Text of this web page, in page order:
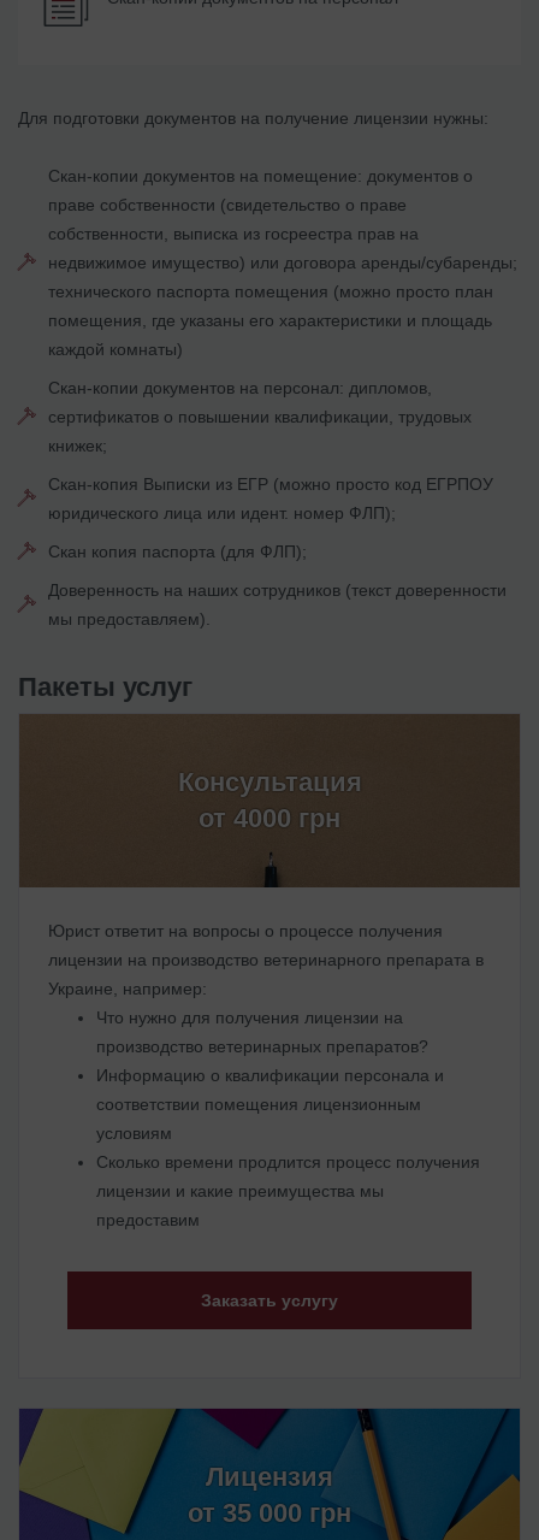
Для подготовки документов на получение лицензии нужны:
Скан-копии документов на помещение: документов о
праве собственности (свидетельство о праве
собственности, выписка из госреестра прав на
недвижимое имущество) или договора аренды/субаренды;
технического паспорта помещения (можно просто план
помещения, где указаны его характеристики и площадь
каждой комнаты)
Скан-копии документов на персонал: дипломов,
сертификатов о повышении квалификации, трудовых
книжек;
Скан-копия Выписки из ЕГР (можно просто код ЕГРПОУ
юридического лица или идент. номер ФЛП);
Скан копия паспорта (для ФЛП);
Доверенность на наших сотрудников (текст доверенности
мы предоставляем).
Пакеты услуг
Консультация
от 4000 грн
Юрист ответит на вопросы о процессе получения
лицензии на производство ветеринарного препарата в
Украине, например:
Что нужно для получения лицензии на
производство ветеринарных препаратов?
Информацию о квалификации персонала и
соответствии помещения лицензионным
условиям
Сколько времени продлится процесс получения
лицензии и какие преимущества мы
предоставим
Заказать услугу
Лицензия
от 35 000 грн